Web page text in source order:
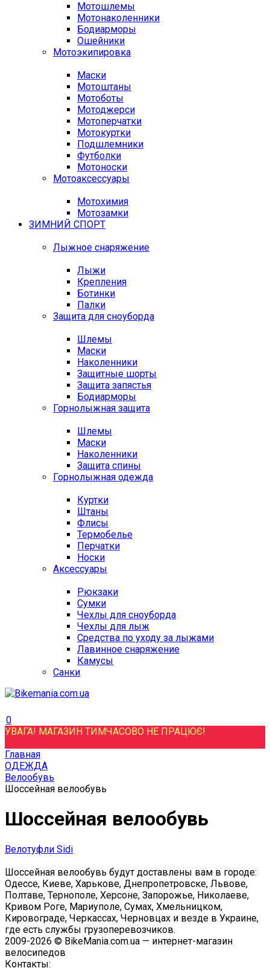
Мотошлемы
Мотонаколенники
Бодиарморы
Ошейники
Мотоэкипировка
Маски
Мотоштаны
Мотоботы
Мотоджерси
Мотоперчатки
Мотокуртки
Подшлемники
Футболки
Мотоноски
Мотоаксессуары
Мотохимия
Мотозамки
ЗИМНИЙ СПОРТ
Лыжное снаряжение
Лыжи
Крепления
Ботинки
Палки
Защита для сноуборда
Шлемы
Маски
Наколенники
Защитные шорты
Защита запястья
Бодиарморы
Горнолыжная защита
Шлемы
Маски
Наколенники
Защита спины
Горнолыжная одежда
Куртки
Штаны
Флисы
Термобелье
Перчатки
Носки
Аксессуары
Рюкзаки
Сумки
Чехлы для сноуборда
Чехлы для лыж
Средства по уходу за лыжами
Лавинное снаряжение
Камусы
Санки
0
УВАГА! МАГАЗИН ТИМЧАСОВО НЕ ПРАЦЮЄ!
Главная
ОДЕЖДА
Велообувь
Шоссейная велообувь
Шоссейная велообувь
Велотуфли Sidi
Шоссейная велообувь будут доставлены вам в городе:
Одессе, Киеве, Харькове, Днепропетровске, Львове,
Полтаве, Тернополе, Херсоне, Запорожье, Николаеве,
Кривом Роге, Мариуполе, Сумах, Хмельницком,
Кировограде, Черкассах, Черновцах и везде в Украине,
где есть службы грузоперевозчиков.
2009-2026 © BikeMania.com.ua — интернет-магазин
велосипедов
Контакты: